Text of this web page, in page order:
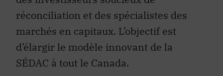
réconciliation et des spécialistes des
marchés en capitaux. L’objectif est
d’élargir le modèle innovant de la
SÉDAC à tout le Canada.